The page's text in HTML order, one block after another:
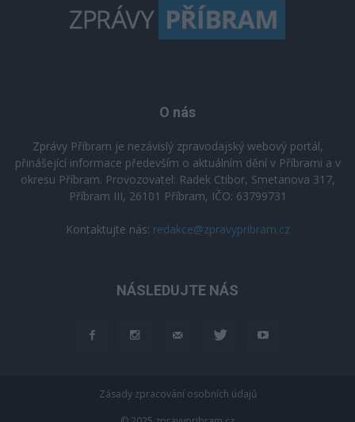
O nás
Zprávy Příbram je nezávislý zpravodajský webový portál,
přinášející informace především o aktuálním dění v Příbrami a v
okresu Příbram. Provozovatel: Radek Ctibor, Smetanova 317,
Příbram III, 26101 Příbram, IČO: 63799731
Kontaktujte nás: redakce@zpravypribram.cz
NÁSLEDUJTE NÁS
Zásady zpracování osobních údajů